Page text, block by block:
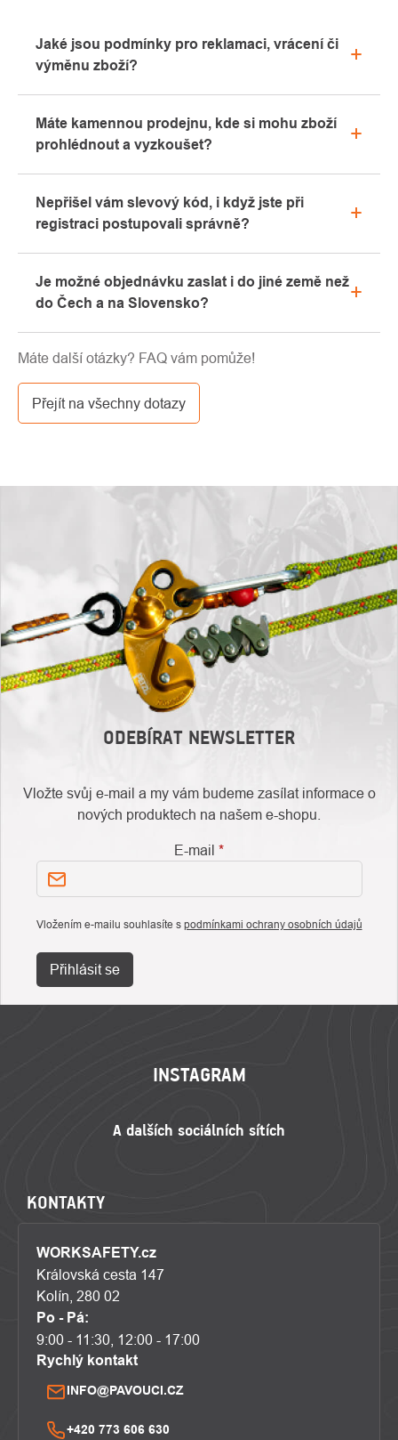
Jaké jsou podmínky pro reklamaci, vrácení či
výměnu zboží?
v sekci "Vše o nákupu" nebo nás kontaktujte
emailem či telefonicky.
Máte kamennou prodejnu, kde si mohu zboží
prohlédnout a vyzkoušet?
Rádi vám zde poradíme s výběrem vhodného
vybavení, které si můžete vyzkoušet přímo v našem
Nepřišel vám slevový kód, i když jste při
registraci postupovali správně?
záložku „hromadné“ nebo „SPAM“, velice často zde
email s kódem končí. Pokud jste i přesto svůj
info@pavouci.cz
Je možné objednávku zaslat i do jiné země než
do Čech a na Slovensko?
GLS. Cena této dopravy je dle kalkulace od
dopravce.
Máte další otázky? FAQ vám pomůže!
Přejít na všechny dotazy
ODEBÍRAT NEWSLETTER
Vložte svůj e-mail a my vám budeme zasílat informace o
nových produktech na našem e-shopu.
E-mail
Vložením e-mailu souhlasíte s podmínkami ochrany osobních údajů
Přihlásit se
INSTAGRAM
KONTAKTY
WORKSAFETY.cz
Královská cesta 147
Kolín, 280 02
Po - Pá:
9:00 - 11:30, 12:00 - 17:00
Rychlý kontakt
INFO@PAVOUCI.CZ
+420 773 606 630